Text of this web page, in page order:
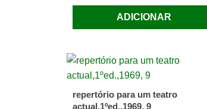
ADICIONAR
repertório para um teatro
actual,1ºed.,1969, 9